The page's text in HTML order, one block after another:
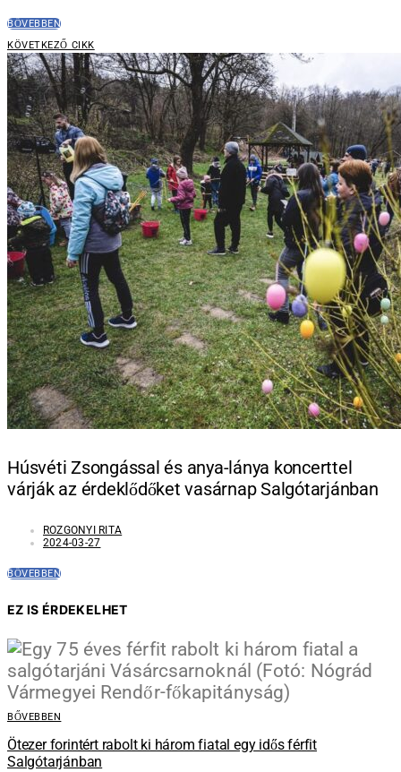
BŐVEBBEN
KÖVETKEZŐ CIKK
Húsvéti Zsongással és anya-lánya koncerttel
várják az érdeklődőket vasárnap Salgótarjánban
ROZGONYI RITA
2024-03-27
BŐVEBBEN
EZ IS ÉRDEKELHET
BŐVEBBEN
Ötezer forintért rabolt ki három fiatal egy idős férfit
Salgótarjánban